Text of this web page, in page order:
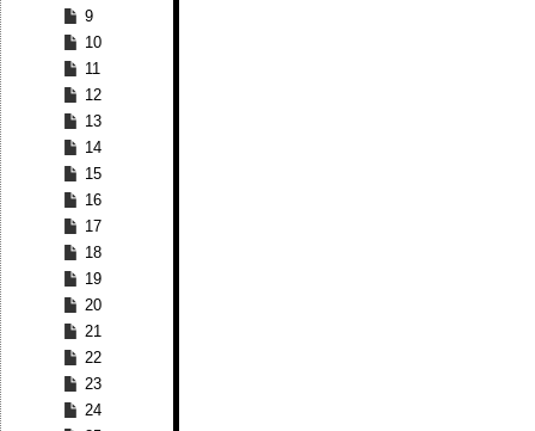
9
10
11
12
13
14
15
16
17
18
19
20
21
22
23
24